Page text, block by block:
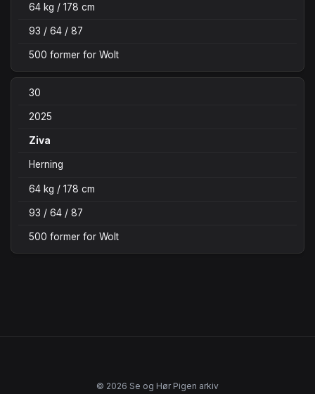
64 kg / 178 cm
93 / 64 / 87
500 former for Wolt
30
2025
Ziva
Herning
64 kg / 178 cm
93 / 64 / 87
500 former for Wolt
© 2026 Se og Hør Pigen arkiv